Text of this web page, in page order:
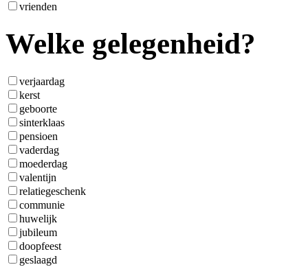
vrienden
Welke gelegenheid?
verjaardag
kerst
geboorte
sinterklaas
pensioen
vaderdag
moederdag
valentijn
relatiegeschenk
communie
huwelijk
jubileum
doopfeest
geslaagd